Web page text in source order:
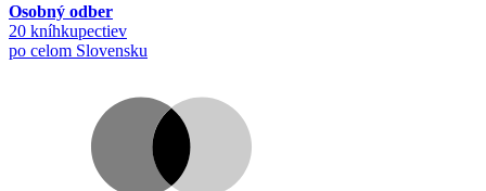
Osobný odber
20 kníhkupectiev
po celom Slovensku